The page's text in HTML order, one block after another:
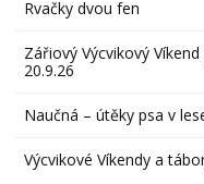
Rvačky dvou fen
Zářiový Výcvikový
20.9.26
Naučná – útěky psa v
Výcvikové Víkendy a